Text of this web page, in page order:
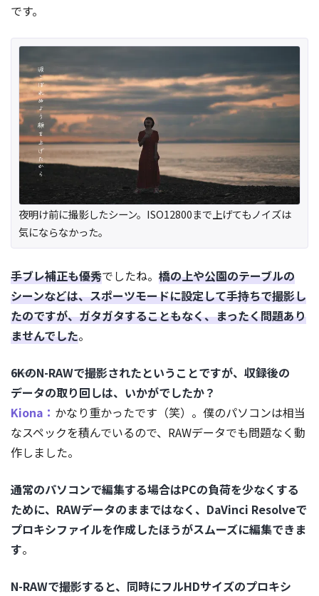
です。
夜明け前に撮影したシーン。ISO12800まで上げてもノイズは
気にならなかった。
手ブレ補正も優秀でしたね。 橋の上や公園のテーブルの
シーンなどは、スポーツモードに設定して手持ちで撮影し
たのですが、ガタガタすることもなく、まったく問題あり
ませんでした。
――6KのN-RAWで撮影されたということですが、収録後の
データの取り回しは、いかがでしたか？
Kiona： かなり重かったです（笑）。僕のパソコンは相当
なスペックを積んでいるので、RAWデータでも問題なく動
作しました。
通常のパソコンで編集する場合はPCの負荷を少なくする
ために、RAWデータのままではなく、DaVinci Resolveで
プロキシファイルを作成したほうがスムーズに編集できま
す。
N-RAWで撮影すると、同時にフルHDサイズのプロキシ